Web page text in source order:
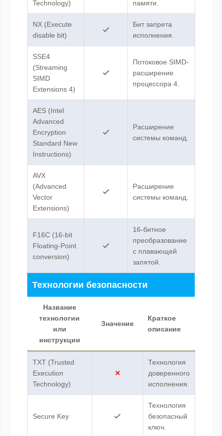
Technology) памяти.
NX (Execute
disable bit)
Бит запрета
исполнения.
SSE4
(Streaming
SIMD
Extensions 4)
Потоковое SIMD-
расширение
процессора 4.
AES (Intel
Advanced
Encryption
Standard New
Instructions)
Расширение
системы команд.
AVX
(Advanced
Vector
Extensions)
Расширение
системы команд.
F16C (16-bit
Floating-Point
conversion)
16-битное
преобразование
с плавающей
запятой.
Технологии безопасности
Название
технологии
или
инструкции
Значение
Краткое
описание
TXT (Trusted
Execution
Technology)
Технология
доверенного
исполнения.
Secure Key
Технология
безопасный
ключ.